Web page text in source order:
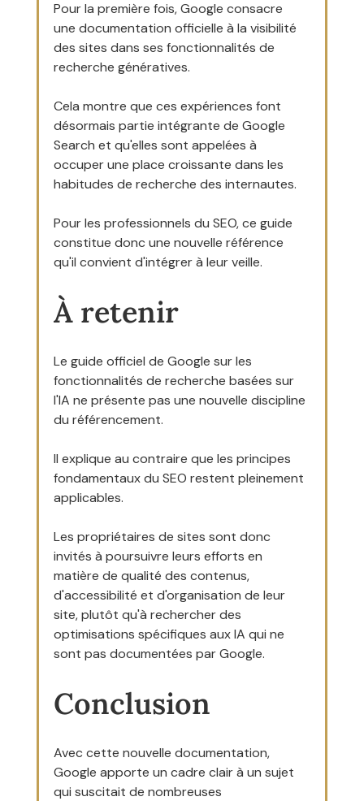
Pour la première fois, Google consacre
une documentation officielle à la visibilité
des sites dans ses fonctionnalités de
recherche génératives.
Cela montre que ces expériences font
désormais partie intégrante de Google
Search et qu'elles sont appelées à
occuper une place croissante dans les
habitudes de recherche des internautes.
Pour les professionnels du SEO, ce guide
constitue donc une nouvelle référence
qu'il convient d'intégrer à leur veille.
À retenir
Le guide officiel de Google sur les
fonctionnalités de recherche basées sur
l'IA ne présente pas une nouvelle discipline
du référencement.
Il explique au contraire que les principes
fondamentaux du SEO restent pleinement
applicables.
Les propriétaires de sites sont donc
invités à poursuivre leurs efforts en
matière de qualité des contenus,
d'accessibilité et d'organisation de leur
site, plutôt qu'à rechercher des
optimisations spécifiques aux IA qui ne
sont pas documentées par Google.
Conclusion
Avec cette nouvelle documentation,
Google apporte un cadre clair à un sujet
qui suscitait de nombreuses